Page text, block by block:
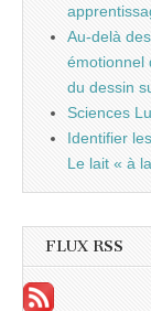
Au-delà
émotionnel
du dessin
Sciences
Identifier
Le lait « à
FLUX RSS